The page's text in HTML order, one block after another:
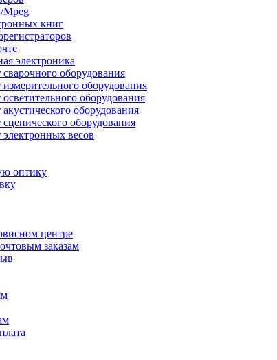
Mpeg
книг
электроника
оборудования
оборудования
оборудования
оборудования
оборудования
весов
оптику
центре
заказам